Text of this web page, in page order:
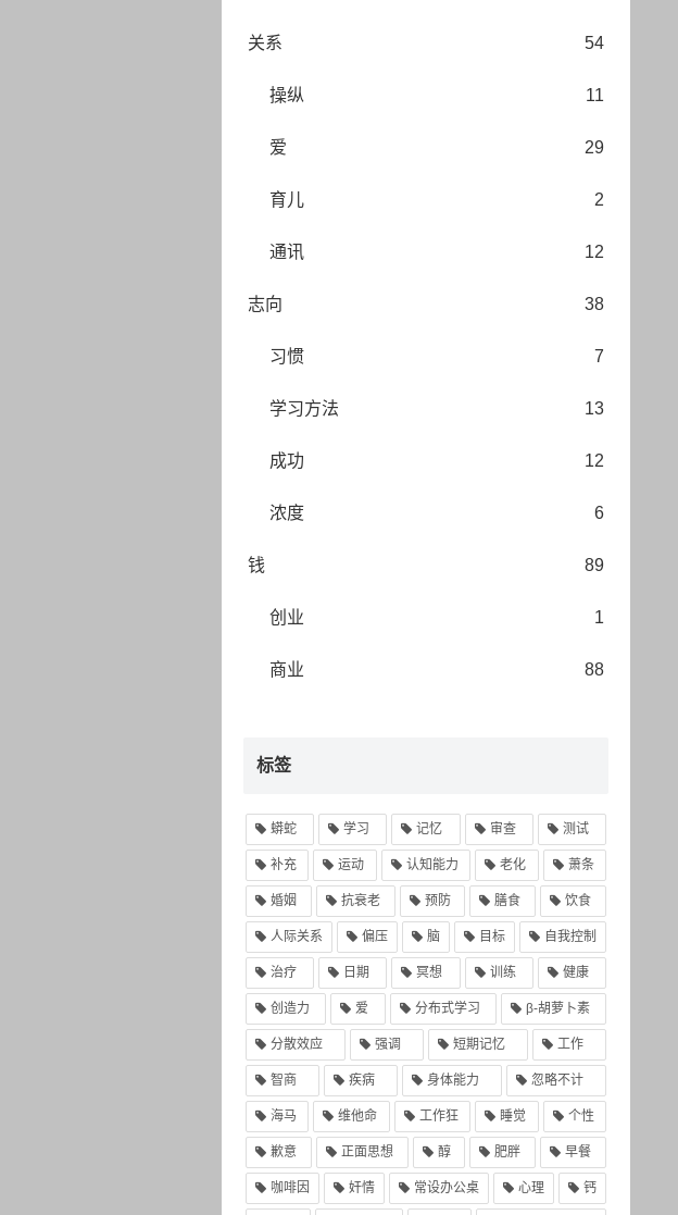
关系 54
操纵 11
爱 29
育儿 2
通讯 12
志向 38
习惯 7
学习方法 13
成功 12
浓度 6
钱 89
创业 1
商业 88
标签
蟒蛇 学习 记忆 审查 测试
补充 运动 认知能力 老化 萧条
婚姻 抗衰老 预防 膳食 饮食
人际关系 偏压 脑 目标 自我控制
治疗 日期 冥想 训练 健康
创造力 爱 分布式学习 β-胡萝卜素
分散效应 强调 短期记忆 工作
智商 疾病 身体能力 忽略不计
海马 维他命 工作狂 睡觉 个性
歉意 正面思想 醇 肥胖 早餐
咖啡因 奸情 常设办公桌 心理 钙